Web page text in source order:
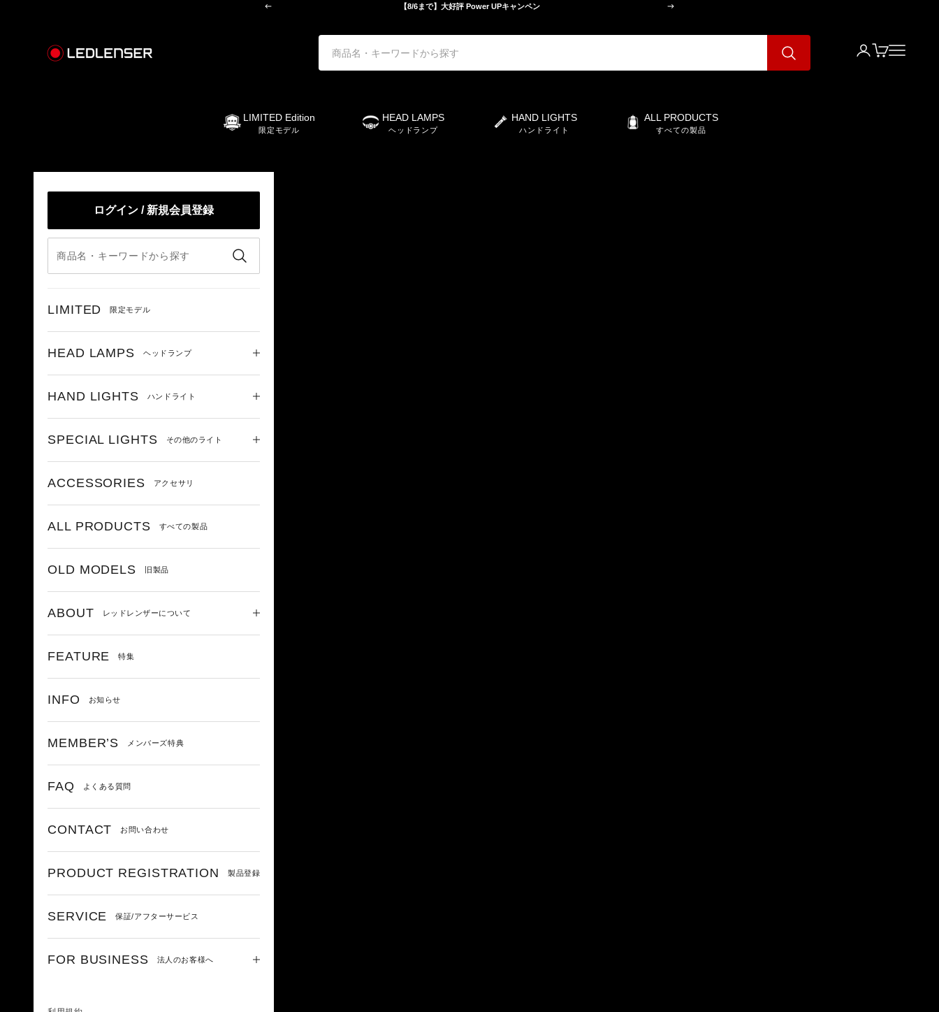
前へ 【8/6まで】大好評 Power UPキャンペン 次へ
LIMITED Edition
限定モデル
HEAD LAMPS
ヘッドランプ
HAND LIGHTS
ハンドライト
ALL PRODUCTS
すべての製品
ログイン
カートメニュー
ログイン / 新規会員登録
LIMITED 限定モデル
HEAD LAMPS ヘッドランプ
HAND LIGHTS ハンドライト
SPECIAL LIGHTS その他のライト
ACCESSORIES アクセサリ
ALL PRODUCTS すべての製品
OLD MODELS 旧製品
ABOUT レッドレンザーについて
FEATURE 特集
INFO お知らせ
MEMBER’S メンバーズ特典
FAQ よくある質問
CONTACT お問い合わせ
PRODUCT REGISTRATION 製品登録
SERVICE 保証/アフターサービス
FOR BUSINESS 法人のお客様へ